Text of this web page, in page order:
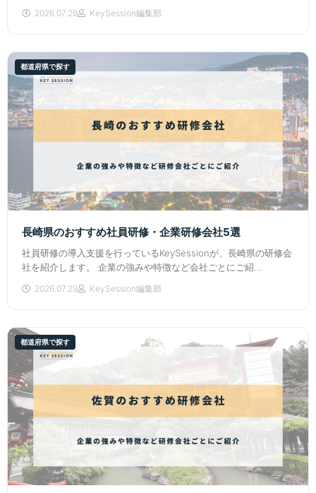
2026.07.29 KeySession編集部
都道府県で探す
長崎県のおすすめ社員研修・企業研修会社5選
社員研修の導入支援を行っているKeySessionが、長崎県の研修会
社を紹介します。 企業の強みや特徴など会社ごとにご紹...
2026.07.29 KeySession編集部
都道府県で探す